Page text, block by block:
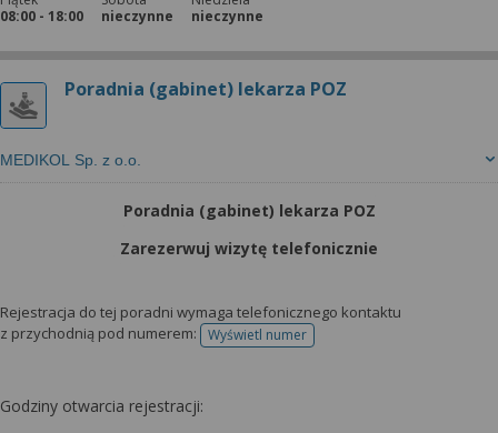
08:00 - 18:00
nieczynne
nieczynne
Poradnia (gabinet) lekarza POZ
MEDIKOL Sp. z o.o.
Poradnia (gabinet) lekarza POZ
Zarezerwuj wizytę telefonicznie
Rejestracja do tej poradni wymaga telefonicznego kontaktu
z przychodnią pod numerem:
Wyświetl numertelefonu do rejestracji
Godziny otwarcia rejestracji: